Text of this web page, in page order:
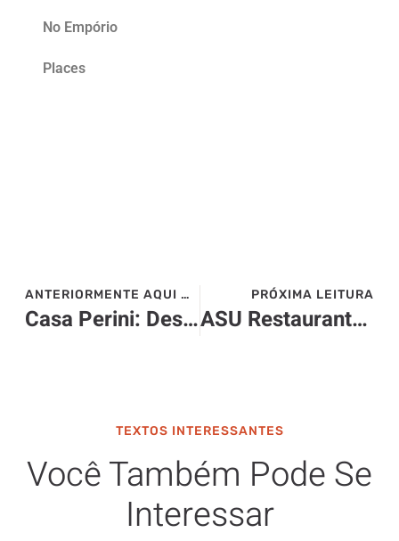
No Empório
Places
ANTERIORMENTE AQUI NO SITE>>>
Casa Perini: Destino Imperdível
PRÓXIMA LEITURA
ASU Restaurante Celebra 3 Anos em Curitiba
TEXTOS INTERESSANTES
Você Também Pode Se
Interessar